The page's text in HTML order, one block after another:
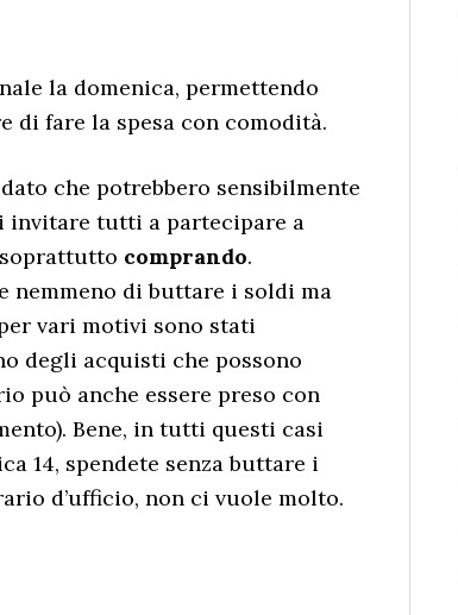
la domenica, permettendo
di fare la spesa con comodità.
che potrebbero sensibilmente
invitare tutti a partecipare a
comprando.
nemmeno di buttare i soldi ma
vari motivi sono stati
degli acquisti che possono
può anche essere preso con
Bene, in tutti questi casi
14, spendete senza buttare i
d’ufficio, non ci vuole molto.